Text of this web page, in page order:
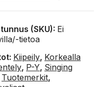
(SKU): Ei
tietoa
Kiipeily, Korkealla
, P-Y, Singing
Tuotemerkit,